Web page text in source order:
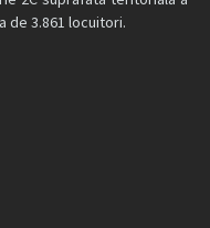
de 3.861 locuitori.